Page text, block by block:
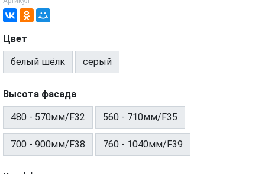
Цвет
белый шёлк серый
Высота фасада
480 - 570мм/F32 560 - 710мм/F35
700 - 900мм/F38 760 - 1040мм/F39